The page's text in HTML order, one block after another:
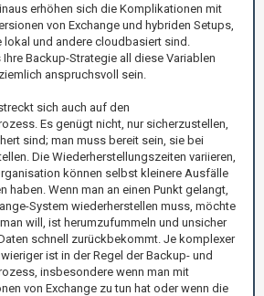
erhöhen sich die Komplikationen mit
von Exchange und hybriden Setups,
lokal und andere cloudbasiert sind.
Backup-Strategie all diese Variablen
anspruchsvoll sein.
sich auch auf den
Es genügt nicht, nur sicherzustellen,
sind; man muss bereit sein, sie bei
Die Wiederherstellungszeiten variieren,
können selbst kleinere Ausfälle
haben. Wenn man an einen Punkt gelangt,
System wiederherstellen muss, möchte
will, ist herumzufummeln und unsicher
schnell zurückbekommt. Je komplexer
ist in der Regel der Backup- und
insbesondere wenn man mit
von Exchange zu tun hat oder wenn die